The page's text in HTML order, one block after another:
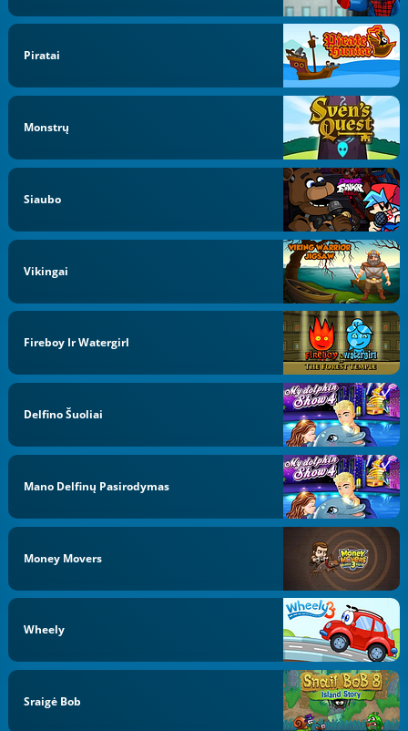
Piratai
Monstrų
Siaubo
Vikingai
Fireboy Ir Watergirl
Delfino Šuoliai
Mano Delfinų Pasirodymas
Money Movers
Wheely
Sraigė Bob